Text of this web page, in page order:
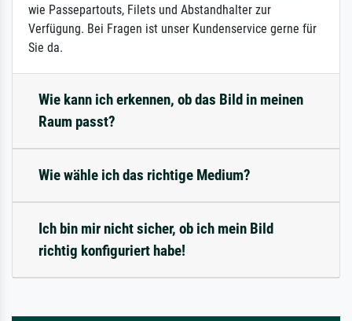
wie Passepartouts, Filets und Abstandhalter zur
Verfügung. Bei Fragen ist unser Kundenservice gerne für
Sie da.
Wie kann ich erkennen, ob das Bild in meinen
Raum passt?
Wie wähle ich das richtige Medium?
Ich bin mir nicht sicher, ob ich mein Bild
richtig konfiguriert habe!